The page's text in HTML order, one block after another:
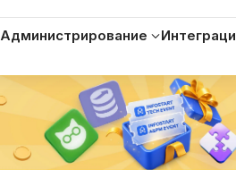
Администрирование